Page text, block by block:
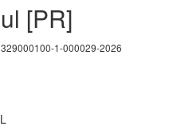
[PR]
1-000029-2026